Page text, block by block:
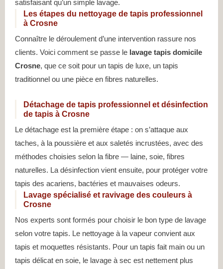
satisfaisant qu’un simple lavage.
Les étapes du nettoyage de tapis professionnel
à Crosne
Connaître le déroulement d’une intervention rassure nos
clients. Voici comment se passe le lavage tapis domicile
Crosne, que ce soit pour un tapis de luxe, un tapis
traditionnel ou une pièce en fibres naturelles.
Détachage de tapis professionnel et désinfection
de tapis à Crosne
Le détachage est la première étape : on s’attaque aux
taches, à la poussière et aux saletés incrustées, avec des
méthodes choisies selon la fibre — laine, soie, fibres
naturelles. La désinfection vient ensuite, pour protéger votre
tapis des acariens, bactéries et mauvaises odeurs.
Lavage spécialisé et ravivage des couleurs à
Crosne
Nos experts sont formés pour choisir le bon type de lavage
selon votre tapis. Le nettoyage à la vapeur convient aux
tapis et moquettes résistants. Pour un tapis fait main ou un
tapis délicat en soie, le lavage à sec est nettement plus